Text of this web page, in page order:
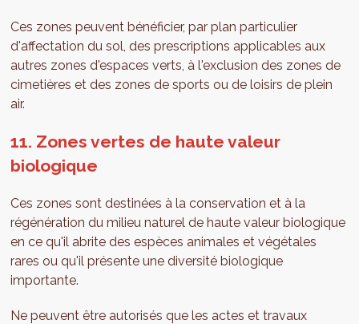
Ces zones peuvent bénéficier, par plan particulier
d'affectation du sol, des prescriptions applicables aux
autres zones d'espaces verts, à l'exclusion des zones de
cimetières et des zones de sports ou de loisirs de plein
air.
11. Zones vertes de haute valeur
biologique
Ces zones sont destinées à la conservation et à la
régénération du milieu naturel de haute valeur biologique
en ce qu'il abrite des espèces animales et végétales
rares ou qu'il présente une diversité biologique
importante.
Ne peuvent être autorisés que les actes et travaux